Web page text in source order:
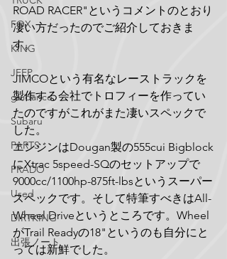
FOX
KING
JEEP
guidance
Subaru
PARTS
PRADO
Used
DIRTKING
出張ノート
ROAD RACER"というコメントのとおり
凄い方だったのでご紹介しておきま
す。
JIMCOという有名なレーストラックを
製作する会社でトロフィーを作ってい
たのですがこれがまた凄いスペックで
した。
エンジンはDougan製の555cui Bigblock
にXtrac 5speed-SQのセットアップで
9000cc/1100hp-875ft-lbsというスーパー
スペックです。そして特筆すべきはAll-
Wheel Driveというところです。Wheel
がTrail Readyの18"というのも自分にと
っては新鮮でした。